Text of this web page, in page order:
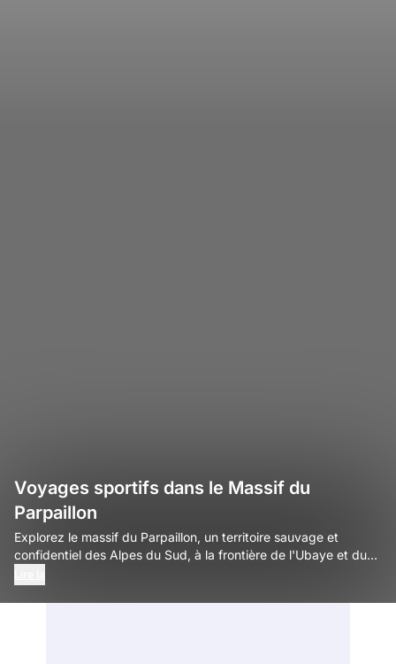
Voyages sportifs dans le Massif du
Parpaillon
Explorez le massif du Parpaillon, un territoire sauvage et
confidentiel des Alpes du Sud, à la frontière de l'Ubaye et du
itinéraire engagé à VTT ou en gravel, randonnez à pied vers les
crêtes panoramiques et le col de la Pare, et profitez d'un décor